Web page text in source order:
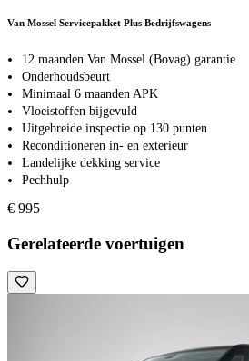
Van Mossel Servicepakket Plus Bedrijfswagens
12 maanden Van Mossel (Bovag) garantie
Onderhoudsbeurt
Minimaal 6 maanden APK
Vloeistoffen bijgevuld
Uitgebreide inspectie op 130 punten
Reconditioneren in- en exterieur
Landelijke dekking service
Pechhulp
€ 995
Gerelateerde voertuigen